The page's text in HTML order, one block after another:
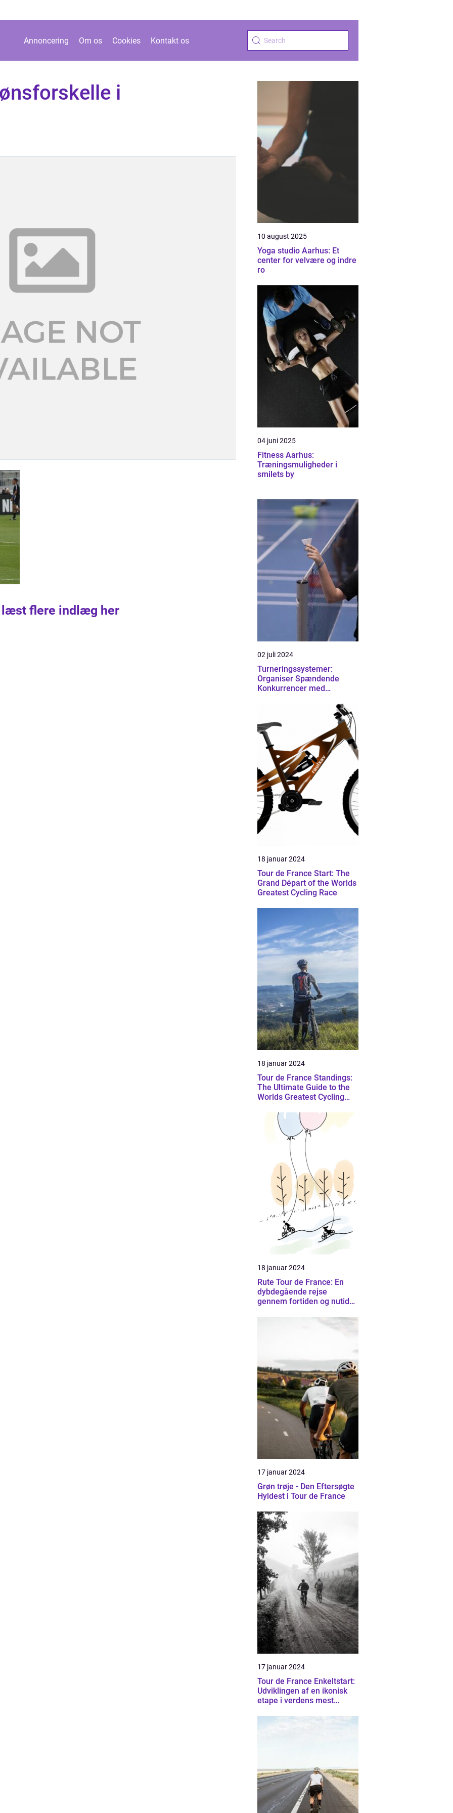
Annoncering Om os Cookies Kontakt os
i
læst flere indlæg her
10 august 2025
Yoga studio Aarhus: Et
center for velvære og indre
ro
04 juni 2025
Fitness Aarhus:
Træningsmuligheder i
smilets by
02 juli 2024
Turneringssystemer:
Organiser Spændende
Konkurrencer med
18 januar 2024
Tour de France Start: The
Grand Départ of the Worlds
Greatest Cycling Race
18 januar 2024
Tour de France Standings:
The Ultimate Guide to the
Worlds Greatest Cycling
18 januar 2024
Rute Tour de France: En
dybdegående rejse
gennem fortiden og nutiden
prestigefyldte cykelløb
17 januar 2024
Grøn trøje - Den Eftersøgte
Hyldest i Tour de France
17 januar 2024
Tour de France Enkeltstart:
Udviklingen af en ikonisk
etape i verdens mest